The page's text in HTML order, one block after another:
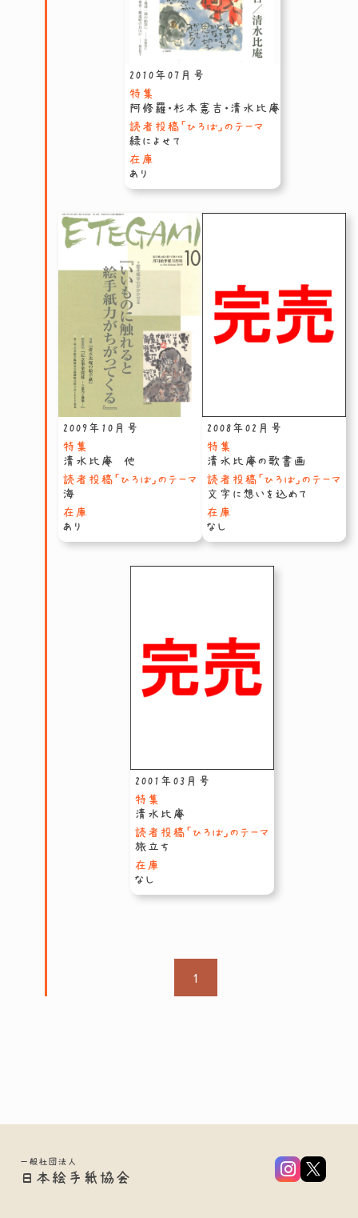
2010年07月号
特集
阿修羅・杉本憲吉・清水比庵
読者投稿「ひろば」のテーマ
緑によせて
在庫
あり
2009年10月号
特集
清水比庵 他
読者投稿「ひろば」のテーマ
海
在庫
あり
2008年02月号
特集
清水比庵の歌書画
読者投稿「ひろば」のテーマ
文字に想いを込めて
在庫
なし
2001年03月号
特集
清水比庵
読者投稿「ひろば」のテーマ
旅立ち
在庫
なし
1
一般社団法人
日本絵手紙協会